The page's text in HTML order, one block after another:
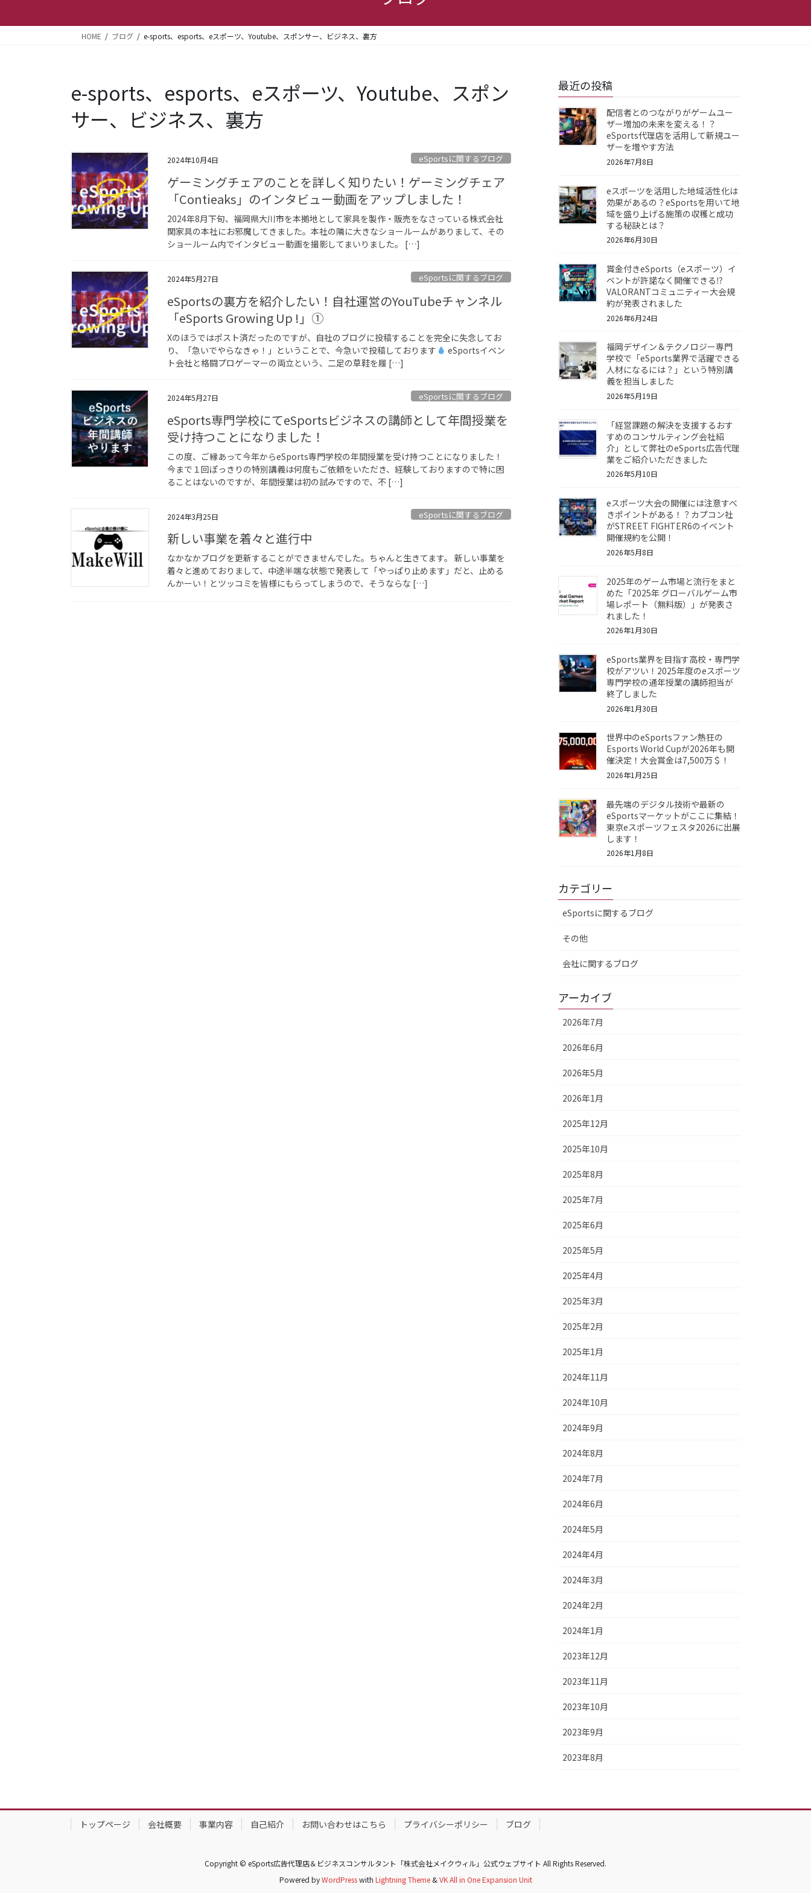
HOME ブログ e-sports、esports、eスポーツ、Youtube、スポンサー、ビジネス、裏方
e-sports、esports、eスポーツ、Youtube、スポン
サー、ビジネス、裏方
2024年10月4日 eSportsに関するブログ
ゲーミングチェアのことを詳しく知りたい！ゲーミングチェア
「Contieaks」のインタビュー動画をアップしました！
2024年8月下旬、福岡県大川市を本拠地として家具を製作・販売をなさっている株式会社
関家具の本社にお邪魔してきました。本社の隣に大きなショールームがありまして、その
ショールーム内でインタビュー動画を撮影してまいりました。 […]
2024年5月27日 eSportsに関するブログ
eSportsの裏方を紹介したい！自社運営のYouTubeチャンネル
「eSports Growing Up !」①
Xのほうではポスト済だったのですが、自社のブログに投稿することを完全に失念してお
り、「急いでやらなきゃ！」ということで、今急いで投稿しております
eSportsイベン
ト会社と格闘プロゲーマーの両立という、二足の草鞋を履 […]
2024年5月27日 eSportsに関するブログ
eSports専門学校にてeSportsビジネスの講師として年間授業を
受け持つことになりました！
この度、ご縁あって今年からeSports専門学校の年間授業を受け持つことになりました！
今まで１回ぽっきりの特別講義は何度もご依頼をいただき、経験しておりますので特に困
ることはないのですが、年間授業は初の試みですので、不 […]
2024年3月25日 eSportsに関するブログ
新しい事業を着々と進行中
なかなかブログを更新することができませんでした。ちゃんと生きてます。 新しい事業を
着々と進めておりまして、中途半端な状態で発表して「やっぱり止めます」だと、止める
んかーい！とツッコミを皆様にもらってしまうので、そうならな […]
最近の投稿
配信者とのつながりがゲームユー
ザー増加の未来を変える！？
eSports代理店を活用して新規ユー
ザーを増やす方法
2026年7月8日
eスポーツを活用した地域活性化は
効果があるの？eSportsを用いて地
域を盛り上げる施策の収穫と成功
する秘訣とは？
2026年6月30日
賞金付きeSports（eスポーツ）イ
ベントが許諾なく開催できる⁉
VALORANTコミュニティー大会規
約が発表されました
2026年6月24日
福岡デザイン＆テクノロジー専門
学校で「eSports業界で活躍できる
人材になるには？」という特別講
義を担当しました
2026年5月19日
「経営課題の解決を支援するおす
すめのコンサルティング会社紹
介」として弊社のeSports広告代理
業をご紹介いただきました
2026年5月10日
eスポーツ大会の開催には注意すべ
きポイントがある！？カプコン社
がSTREET FIGHTER6のイベント
開催規約を公開！
2026年5月8日
2025年のゲーム市場と流行をまと
めた「2025年 グローバルゲーム市
場レポート（無料版）」が発表さ
れました！
2026年1月30日
eSports業界を目指す高校・専門学
校がアツい！2025年度のeスポーツ
専門学校の通年授業の講師担当が
終了しました
2026年1月30日
世界中のeSportsファン熱狂の
Esports World Cupが2026年も開
催決定！大会賞金は7,500万＄！
2026年1月25日
最先端のデジタル技術や最新の
eSportsマーケットがここに集結！
東京eスポーツフェスタ2026に出展
します！
2026年1月8日
カテゴリー
eSportsに関するブログ
その他
会社に関するブログ
アーカイブ
2026年7月
2026年6月
2026年5月
2026年1月
2025年12月
2025年10月
2025年8月
2025年7月
2025年6月
2025年5月
2025年4月
2025年3月
2025年2月
2025年1月
2024年11月
2024年10月
2024年9月
2024年8月
2024年7月
2024年6月
2024年5月
2024年4月
2024年3月
2024年2月
2024年1月
2023年12月
2023年11月
2023年10月
2023年9月
2023年8月
トップページ 会社概要 事業内容 自己紹介 お問い合わせはこちら プライバシーポリシー ブログ
Copyright © eSports広告代理店＆ビジネスコンサルタント「株式会社メイクウィル」公式ウェブサイト All Rights Reserved.
Powered byWordPresswith Lightning Theme&VK All in One Expansion Unit